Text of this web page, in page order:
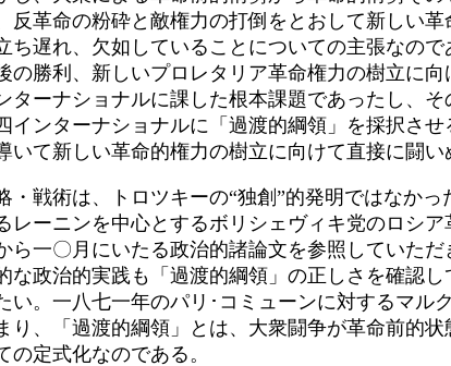
革命の粉砕と敵権力の打倒をとおして新しい
遅れ、欠如していることについての主張なの
勝利、新しいプロレタリア革命権力の樹立に
ーナショナルに課した根本課題であったし、
ンターナショナルに「過渡的綱領」を採択さ
て新しい革命的権力の樹立に向けて直接に闘
戦術は、トロツキーの“独創”的発明ではなか
ーニンを中心とするボリシェヴィキ党のロシ
一〇月にいたる政治的諸論文を参照していた
政治的実践も「過渡的綱領」の正しさを確認
。一八七一年のパリ･コミューンに対するマ
、「過渡的綱領」とは、大衆闘争が革命前的
定式化なのである。